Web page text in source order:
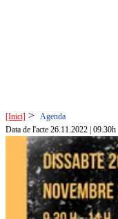
[Inici] > Agenda
Data de l'acte 26.11.2022 | 09.30h